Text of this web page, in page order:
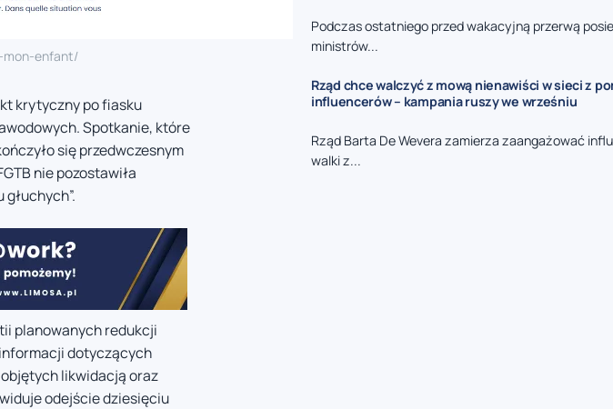
mon-enfant/
krytyczny po fiasku
Spotkanie, które
się przedwczesnym
nie pozostawiła
planowanych redukcji
dotyczących
likwidacją oraz
odejście dziesięciu
Podczas ostatniego przed wakacyjną przerwą
ministrów...
Rząd chce walczyć z mową nienawiści w sieci z
influencerów – kampania ruszy we wrześniu
Rząd Barta De Wevera zamierza zaangażować
walki z...